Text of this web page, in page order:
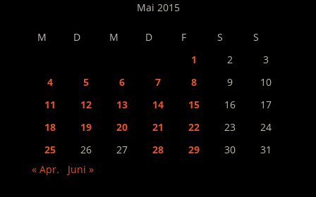
Mai 2015
M D M D F S
S
1
2
3
4
5 6 7 8 9
10
11
12 13 14 15 16
17
18
19 20 21 22 23
24
25
26 27 28 29 30
31
« Apr.
Juni »